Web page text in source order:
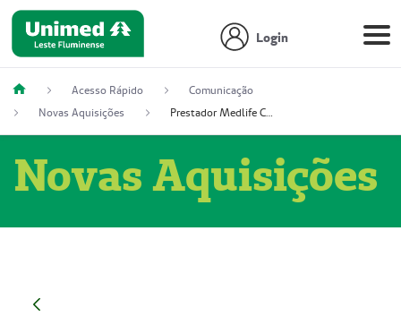
Login
Acesso Rápido
Comunicação
Novas Aquisições
Prestador Medlife Consultas e Diagnósticos (51004334-2)
Novas Aquisições